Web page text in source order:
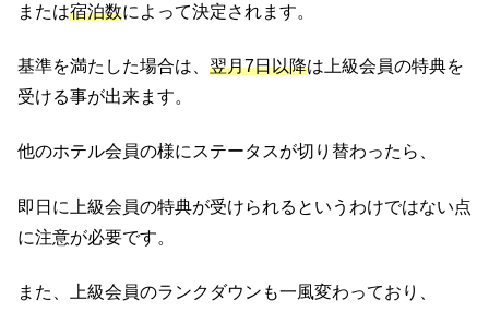
または宿泊数によって決定されます。
基準を満たした場合は、 翌月7日以降は上級会員の特典を
受ける事が出来ます。
他のホテル会員の様にステータスが切り替わったら、
即日に上級会員の特典が受けられるというわけではない点
に注意が必要です。
また、上級会員のランクダウンも一風変わっており、